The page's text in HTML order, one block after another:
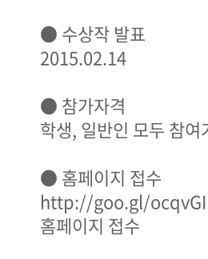
● 수상작 발표
2015.02.14
● 참가자격
학생, 일반인 모두 참여
● 홈페이지 접수
http://goo.gl/ocqvGI
홈페이지 접수